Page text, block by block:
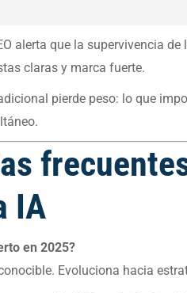
alerta que la supervivencia
claras y marca fuerte.
pierde peso: lo que
IA
en 2025?
Evoluciona hacia